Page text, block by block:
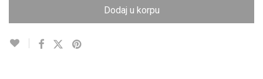
Dodaj u korpu